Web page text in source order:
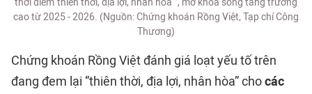
thời điểm“thiên thời, địa lợi, nhân hòa ”, mở khóa sóng tăng trưởng
cao từ 2025 - 2026. (Nguồn: Chứng khoán Rồng Việt, Tạp chí Công
Thương)
Chứng khoán Rồng Việt đánh giá loạt yếu tố trên
đang đem lại “thiên thời, địa lợi, nhân hòa” chocác